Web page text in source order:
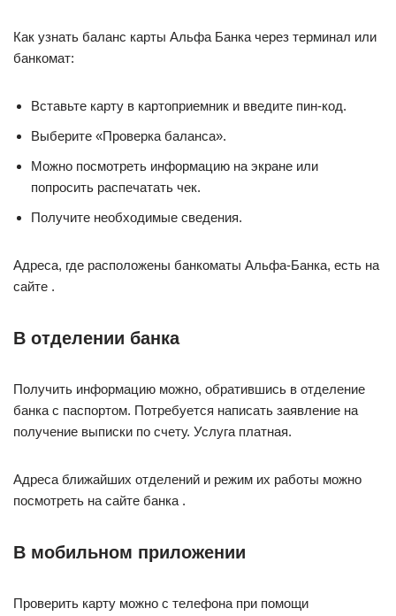
Как узнать баланс карты Альфа Банка через терминал или
банкомат:
Вставьте карту в картоприемник и введите пин-код.
Выберите «Проверка баланса».
Можно посмотреть информацию на экране или
попросить распечатать чек.
Получите необходимые сведения.
Адреса, где расположены банкоматы Альфа-Банка, есть на
сайте .
В отделении банка
Получить информацию можно, обратившись в отделение
банка с паспортом. Потребуется написать заявление на
получение выписки по счету. Услуга платная.
Адреса ближайших отделений и режим их работы можно
посмотреть на сайте банка .
В мобильном приложении
Проверить карту можно с телефона при помощи